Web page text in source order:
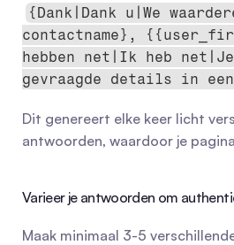
{Dank|Dank u|We
contactname},
hebben net|Ik heb
gevraagde details in
Dit genereert elke keer licht
antwoorden, waardoor je
Varieer je antwoorden om
Maak minimaal 3-5